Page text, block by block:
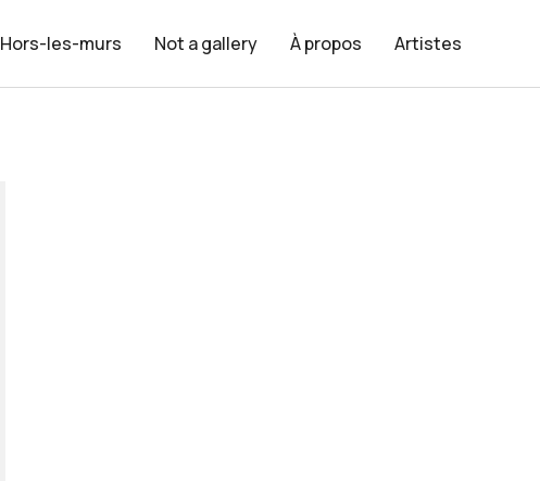
Hors-les-murs Not a gallery À propos Artistes